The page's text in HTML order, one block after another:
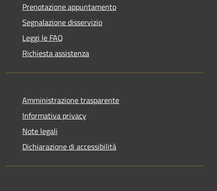
Prenotazione appuntamento
Segnalazione disservizio
Leggi le FAQ
Richiesta assistenza
Amministrazione trasparente
Informativa privacy
Note legali
Dichiarazione di accessibilità